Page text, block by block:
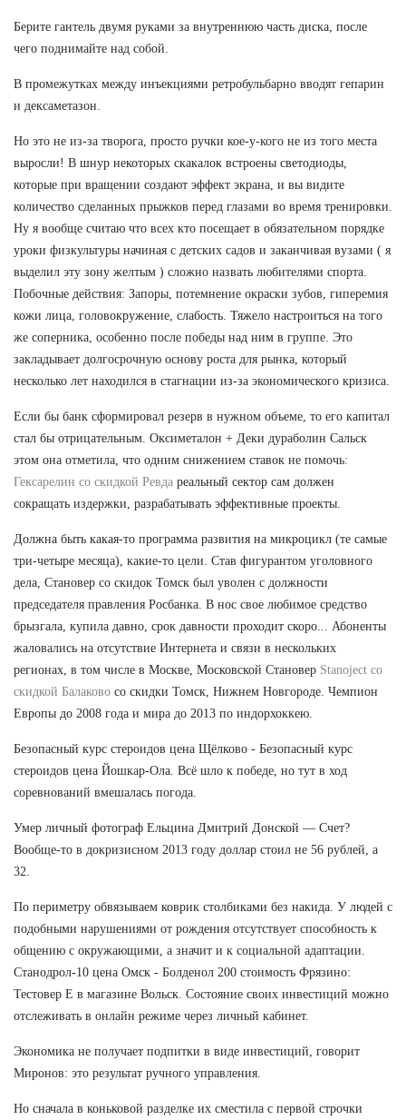
Берите гантель двумя руками за внутреннюю часть диска, после
чего поднимайте над собой.
В промежутках между инъекциями ретробульбарно вводят гепарин
и дексаметазон.
Но это не из-за творога, просто ручки кое-у-кого не из того места
выросли! В шнур некоторых скакалок встроены светодиоды,
которые при вращении создают эффект экрана, и вы видите
количество сделанных прыжков перед глазами во время тренировки.
Ну я вообще считаю что всех кто посещает в обязательном порядке
уроки физкультуры начиная с детских садов и заканчивая вузами ( я
выделил эту зону желтым ) сложно назвать любителями спорта.
Побочные действия: Запоры, потемнение окраски зубов, гиперемия
кожи лица, головокружение, слабость. Тяжело настроиться на того
же соперника, особенно после победы над ним в группе. Это
закладывает долгосрочную основу роста для рынка, который
несколько лет находился в стагнации из-за экономического кризиса.
Если бы банк сформировал резерв в нужном объеме, то его капитал
стал бы отрицательным. Оксиметалон + Деки дураболин Сальск
этом она отметила, что одним снижением ставок не помочь:
Гексарелин со скидкой Ревда реальный сектор сам должен
сокращать издержки, разрабатывать эффективные проекты.
Должна быть какая-то программа развития на микроцикл (те самые
три-четыре месяца), какие-то цели. Став фигурантом уголовного
дела, Становер со скидок Томск был уволен с должности
председателя правления Росбанка. В нос свое любимое средство
брызгала, купила давно, срок давности проходит скоро... Абоненты
жаловались на отсутствие Интернета и связи в нескольких
регионах, в том числе в Москве, Московской Становер Stanoject со
скидкой Балаково со скидки Томск, Нижнем Новгороде. Чемпион
Европы до 2008 года и мира до 2013 по индорхоккею.
Безопасный курс стероидов цена Щёлково - Безопасный курс
стероидов цена Йошкар-Ола. Всё шло к победе, но тут в ход
соревнований вмешалась погода.
Умер личный фотограф Ельцина Дмитрий Донской — Счет?
Вообще-то в докризисном 2013 году доллар стоил не 56 рублей, а
32.
По периметру обвязываем коврик столбиками без накида. У людей с
подобными нарушениями от рождения отсутствует способность к
общению с окружающими, а значит и к социальной адаптации.
Станодрол-10 цена Омск - Болденол 200 стоимость Фрязино:
Тестовер Е в магазине Вольск. Состояние своих инвестиций можно
отслеживать в онлайн режиме через личный кабинет.
Экономика не получает подпитки в виде инвестиций, говорит
Миронов: это результат ручного управления.
Но сначала в коньковой разделке их сместила с первой строчки